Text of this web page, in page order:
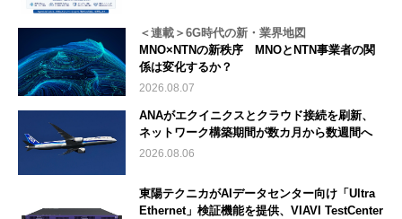
＜連載＞6G時代の新・業界地図
MNO×NTNの新秩序 MNOとNTN事業者の関
係は変化するか？
2026.08.07
ANAがエクイニクスとクラウド接続を刷新、
ネットワーク構築期間が数カ月から数週間へ
2026.08.06
東陽テクニカがAIデータセンター向け「Ultra
Ethernet」検証機能を提供、VIAVI TestCenter